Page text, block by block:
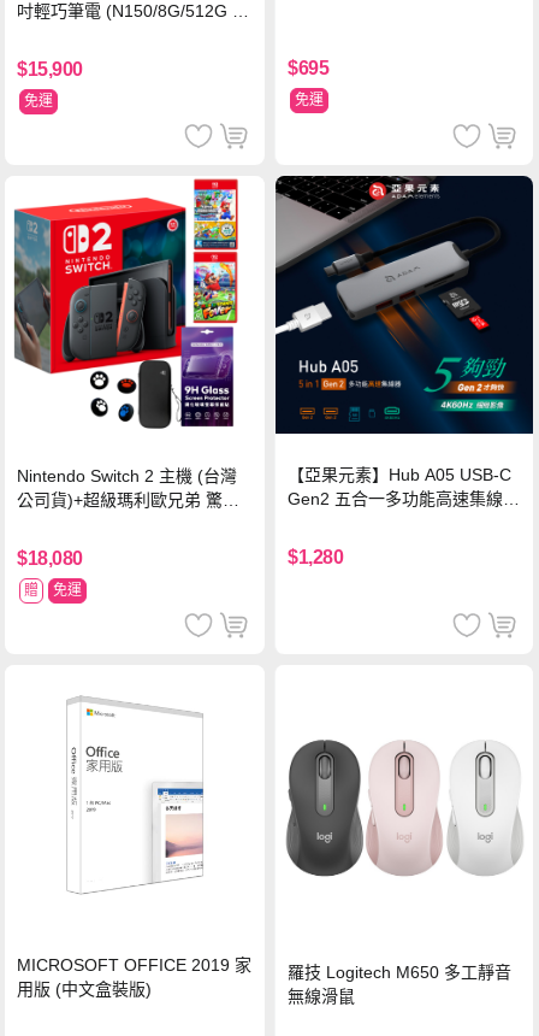
吋輕巧筆電 (N150/8G/512G S
$15,900
免運
$695
免運
Nintendo Switch 2 主機 (台灣
公司貨)+超級瑪利歐兄弟 驚奇
球 狂熱 中文版
$18,080
贈 免運
【亞果元素】Hub A05 USB-C
Gen2 五合一多功能高速集線
$1,280
MICROSOFT OFFICE 2019 家
用版 (中文盒裝版)
羅技 Logitech M650 多工靜音
無線滑鼠